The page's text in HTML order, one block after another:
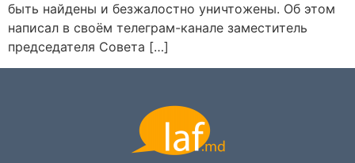
быть найдены и безжалостно уничтожены. Об этом
написал в своём телеграм-канале заместитель
председателя Совета […]